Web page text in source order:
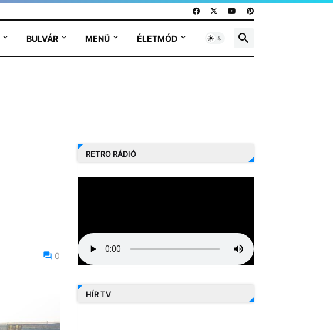
BULVÁR MENÜ ÉLETMÓD
0
RETRO RÁDIÓ
HÍR TV